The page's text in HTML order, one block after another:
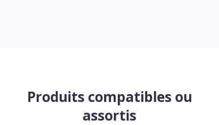
Produits compatibles ou
assortis